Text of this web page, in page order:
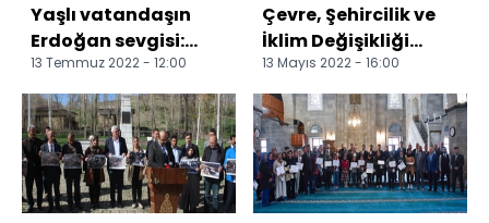
Yaşlı vatandaşın
Erdoğan sevgisi:
"Ben onu bunu
bilmem, oyum
Tayyip'in"
13 Temmuz 2022 - 12:00
Çevre, Şehircilik ve
İklim Değişikliği
Bakanı Murat
Kurum: "Eser siyaseti
y...
13 Mayıs 2022 - 16:00